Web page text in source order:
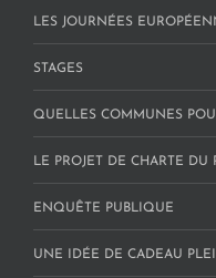
LES JOURNÉES
STAGES
QUELLES COMMUNES
LE PROJET DE CHARTE DU
ENQUÊTE PUBLIQUE
UNE IDÉE DE CADEAU